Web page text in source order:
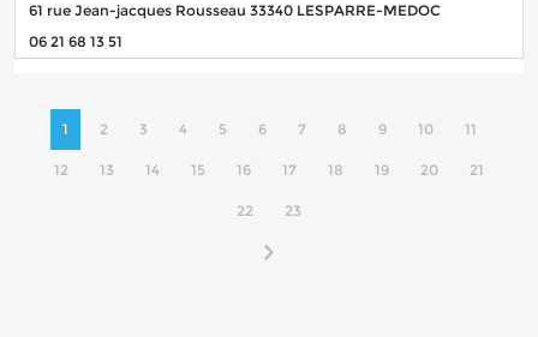
61 rue Jean-jacques Rousseau 33340 LESPARRE-MEDOC
06 21 68 13 51
1 2 3 4 5 6 7 8 9 10 11
12 13 14 15 16 17 18 19 20 21
22 23